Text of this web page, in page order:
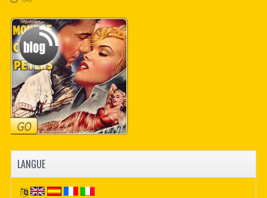
LANGUE